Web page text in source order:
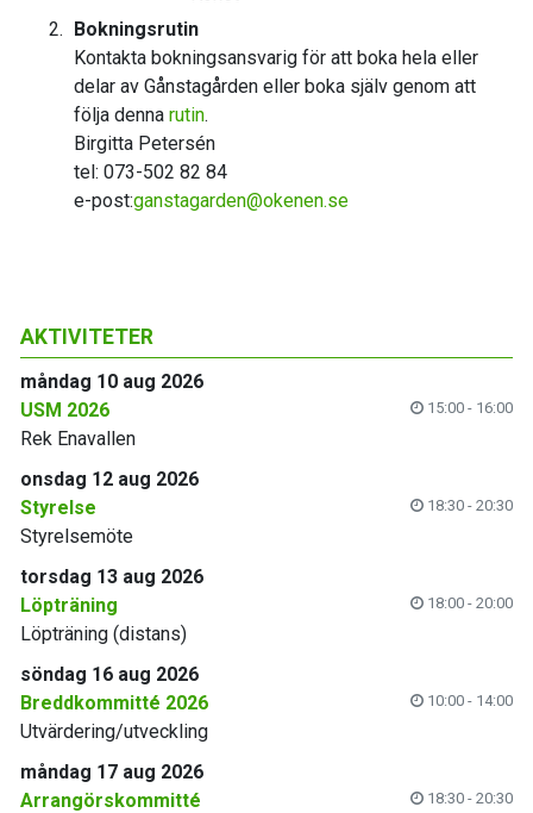
AKTIVITETER
måndag 10 aug 2026
USM 2026
15:00 - 16:00
Rek Enavallen
onsdag 12 aug 2026
Styrelse
18:30 - 20:30
Styrelsemöte
torsdag 13 aug 2026
Löpträning
18:00 - 20:00
Löpträning (distans)
söndag 16 aug 2026
Breddkommitté 2026
10:00 - 14:00
Utvärdering/utveckling
måndag 17 aug 2026
Arrangörskommitté
18:30 - 20:30
Bokningsrutin
Kontakta bokningsansvarig för att boka hela eller
delar av Gånstagården eller boka själv genom att
följa denna rutin.
Birgitta Petersén
tel: 073-502 82 84
e-post:ganstagarden@okenen.se